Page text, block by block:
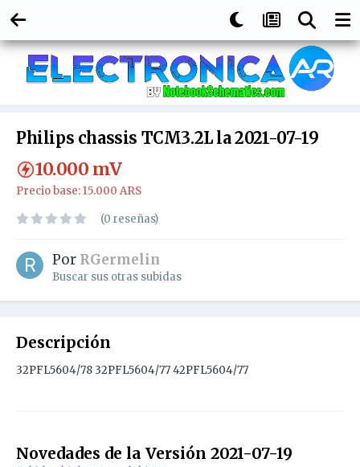
Philips chassis TCM3.2L la 2021-07-19
10.000 mV
Precio base: 15.000 ARS
(0 reseñas)
Por RGermelin
Buscar sus otras subidas
Descripción
32PFL5604/78 32PFL5604/77 42PFL5604/77
Novedades de la Versión 2021-07-19